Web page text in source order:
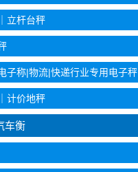
立杆台秤
子称|物流|快递行业专用电子秤
计价地秤
车衡